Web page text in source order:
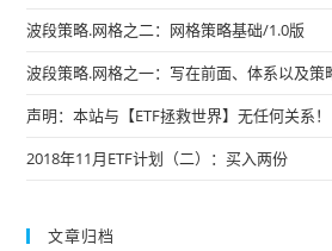
波段策略.网格之二：网格策略基础/1.0版
波段策略.网格之一：写在前面、体系以及策
声明：本站与【ETF拯救世界】无任何关系！
2018年11月ETF计划（二）：买入两份
文章归档